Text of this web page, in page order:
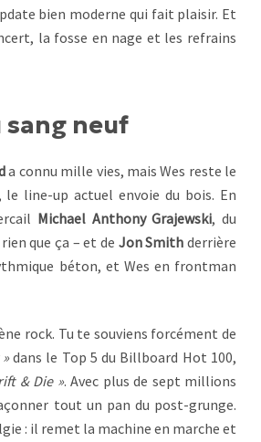
bien moderne qui fait plaisir. Et
la fosse en nage et les refrains
neuf
a connu mille vies, mais Wes reste le
line-up actuel envoie du bois. En
Michael Anthony Grajewski, du
que ça – et de Jon Smith derrière
béton, et Wes en frontman
rock. Tu te souviens forcément de
dans le Top 5 du Billboard Hot 100,
& Die ». Avec plus de sept millions
tout un pan du post-grunge.
: il remet la machine en marche et